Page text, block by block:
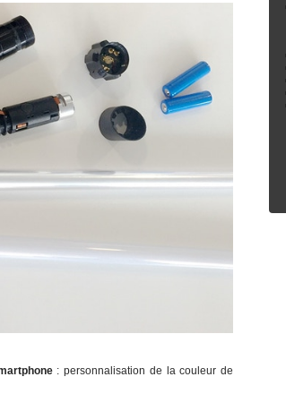
: personnalisation de la couleur de